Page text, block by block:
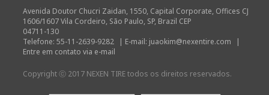
Avenida Doutor Chucri Zaidan, 1550, Capital Corporate, Offices CJ
1606/1607 Vila Cordeiro, São Paulo, SP, Brazil CEP
04711-130
Telefone: 55-11-2639-9282
| E-mail: juaokim@nexentire.com
|
Entre em contato via e-mail
Copyright ⓒ 2017 NEXEN TIRE todos os direitos reservados.